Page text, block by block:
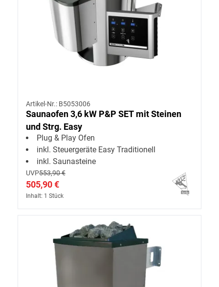
Artikel-Nr.: B5053006
Saunaofen 3,6 kW P&P SET mit Steinen
und Strg. Easy
Plug & Play Ofen
inkl. Steuergeräte Easy Traditionell
inkl. Saunasteine
UVP553,90 €
505,90 €
Inhalt: 1 Stück